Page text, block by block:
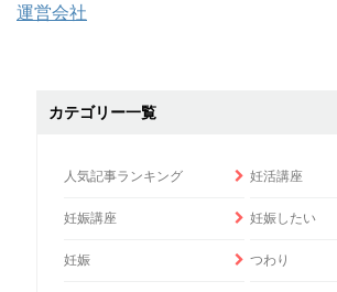
運営会社
カテゴリー一覧
人気記事ランキング 妊活講座
妊娠講座 妊娠したい
妊娠 つわり